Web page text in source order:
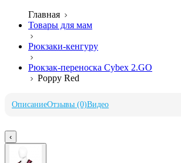
Главная
Товары для мам
Рюкзаки-кенгуру
Рюкзак-переноска Cybex 2.GO
Poppy Red
ОписаниеОтзывы (0)Видео
‹